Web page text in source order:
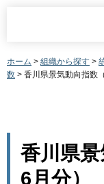
ホーム > 組織から探す >
数 > 香川県景気動向指数
香川県
6月分）